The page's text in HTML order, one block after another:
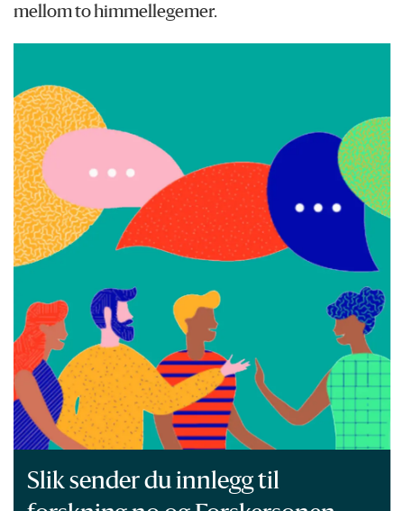
mellom to himmellegemer.
Slik sender du innlegg til